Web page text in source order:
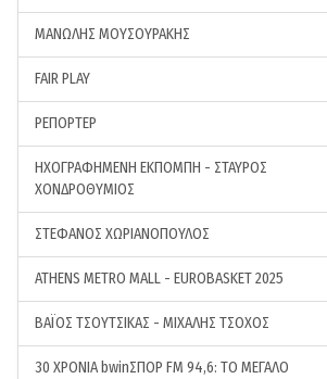
ΜΑΝΩΛΗΣ ΜΟΥΣΟΥΡΑΚΗΣ
FAIR PLAY
ΡΕΠΟΡΤΕΡ
ΗΧΟΓΡΑΦΗΜΕΝΗ ΕΚΠΟΜΠΗ - ΣΤΑΥΡΟΣ
ΧΟΝΔΡΟΘΥΜΙΟΣ
ΣΤΕΦΑΝΟΣ ΧΩΡΙΑΝΟΠΟΥΛΟΣ
ATHENS METRO MALL - EUROBASKET 2025
ΒΑΪΟΣ ΤΣΟΥΤΣΙΚΑΣ - ΜΙΧΑΛΗΣ ΤΣΟΧΟΣ
30 ΧΡΟΝΙΑ bwinΣΠΟΡ FM 94,6: ΤΟ ΜΕΓΑΛΟ